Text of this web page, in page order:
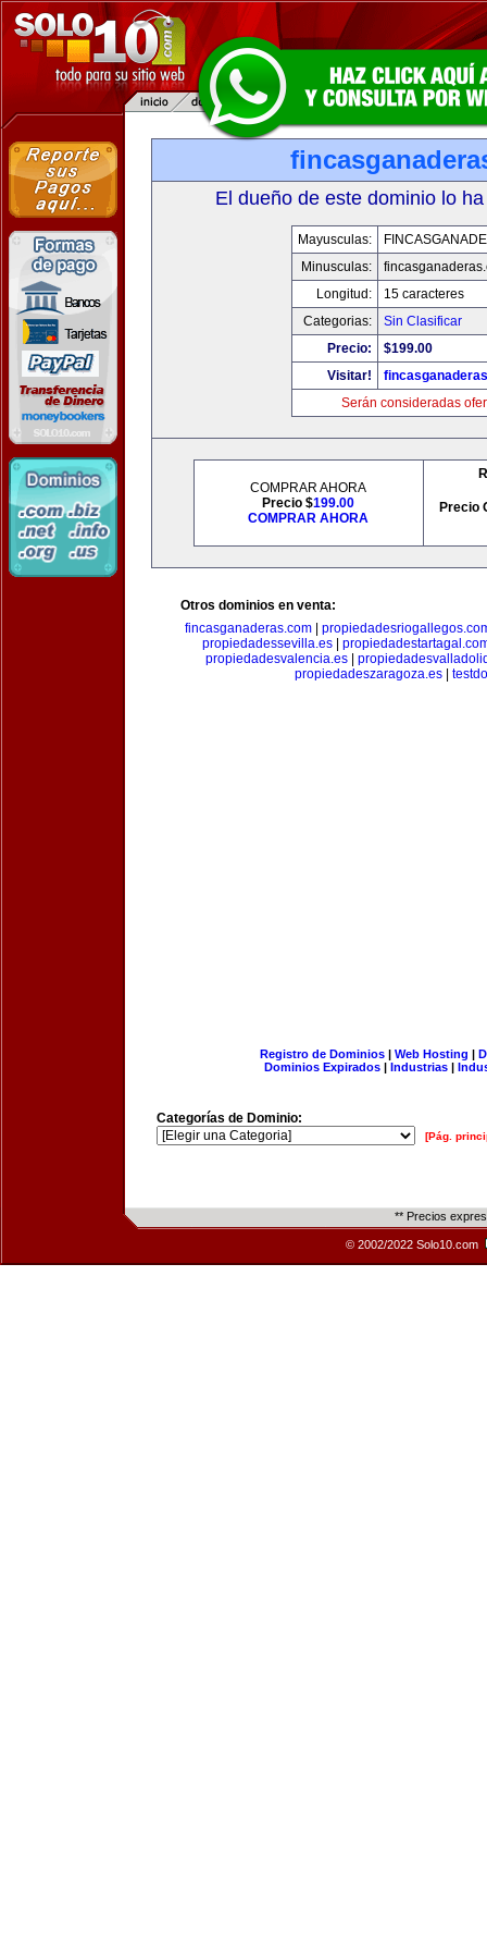
El dueño de este dominio lo
Mayusculas:
Minusculas:
Longitud:
15 caracteres
Categorias:
Sin Clasificar
Precio:
$199.00
Visitar!
Serán consideradas
COMPRAR AHORA
Precio $199.00
COMPRAR AHORA
Precio
Otros dominios en venta:
fincasganaderas.com
propiedadessevilla.es
propiedadesvalencia.es|
propiedadeszaragoza.es|
Registro de Dominios| Web Hosting |
Dominios Expirados | Industrias |
Categorías de Dominio:
[Pág.
** Precios
© 2002/2022 Solo10.com